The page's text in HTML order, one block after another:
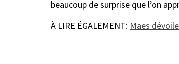
beaucoup de surprise que l’on
À LIRE ÉGALEMENT: Maes